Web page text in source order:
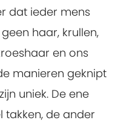
dat ieder mens
haar, krullen,
en ons
manieren geknipt
uniek. De ene
takken, de ander